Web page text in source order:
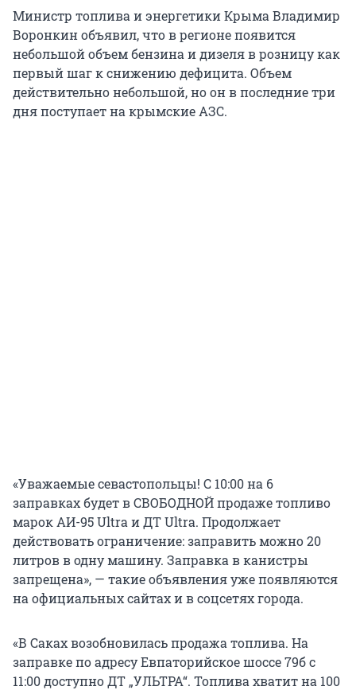
Министр топлива и энергетики Крыма Владимир
Воронкин объявил, что в регионе появится
небольшой объем бензина и дизеля в розницу как
первый шаг к снижению дефицита. Объем
действительно небольшой, но он в последние три
дня поступает на крымские АЗС.
«Уважаемые севастопольцы! С 10:00 на 6
заправках будет в СВОБОДНОЙ продаже топливо
марок АИ-95 Ultra и ДТ Ultra. Продолжает
действовать ограничение: заправить можно 20
литров в одну машину. Заправка в канистры
запрещена», — такие объявления уже появляются
на официальных сайтах и в соцсетях города.
«В Саках возобновилась продажа топлива. На
заправке по адресу Евпаторийское шоссе 79б с
11:00 доступно ДТ „УЛЬТРА“. Топлива хватит на 100